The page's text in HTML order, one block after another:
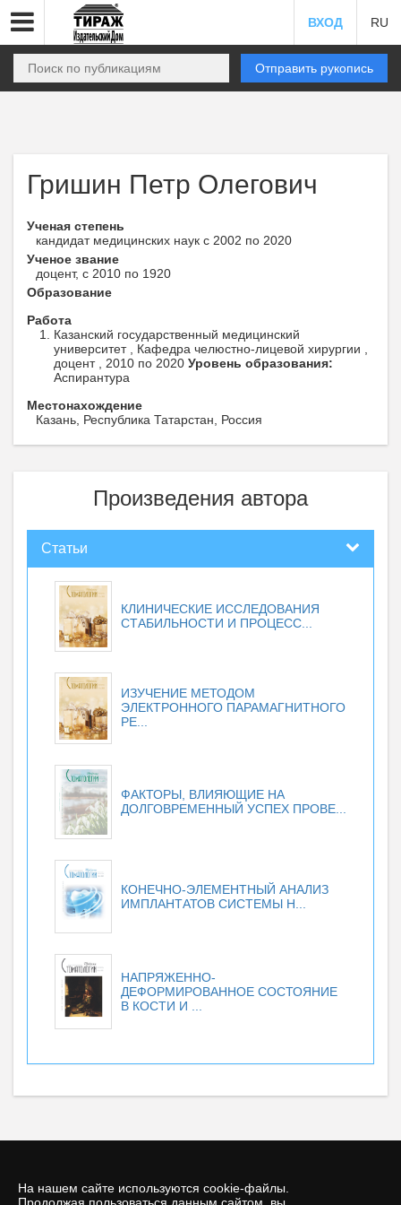
На нашем сайте используются cookie-файлы.
ВХОД RU
Отправить рукопись
Гришин Петр Олегович
Ученая степень
кандидат медицинских наук с 2002 по 2020
Ученое звание
доцент, с 2010 по 1920
Образование
Работа
Казанский государственный медицинский
университет , Кафедра челюстно-лицевой хирургии ,
доцент , 2010 по 2020 Уровень образования:
Аспирантура
Местонахождение
Казань, Республика Татарстан, Россия
Произведения автора
Статьи
КЛИНИЧЕСКИЕ ИССЛЕДОВАНИЯ
СТАБИЛЬНОСТИ И ПРОЦЕСС...
ИЗУЧЕНИЕ МЕТОДОМ
ЭЛЕКТРОННОГО ПАРАМАГНИТНОГО
РЕ...
ФАКТОРЫ, ВЛИЯЮЩИЕ НА
ДОЛГОВРЕМЕННЫЙ УСПЕХ ПРОВЕ...
КОНЕЧНО-ЭЛЕМЕНТНЫЙ АНАЛИЗ
ИМПЛАНТАТОВ СИСТЕМЫ H...
НАПРЯЖЕННО-
ДЕФОРМИРОВАННОЕ СОСТОЯНИЕ
В КОСТИ И ...